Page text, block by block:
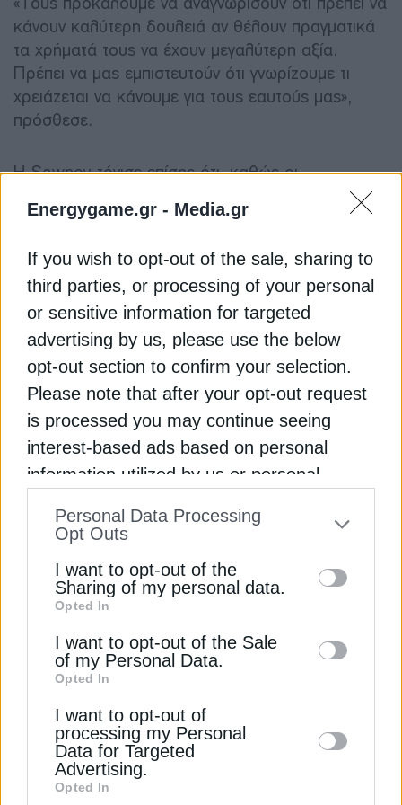
Energygame.gr - Media.gr
If you wish to opt-out of the sale, sharing to
third parties, or processing of your personal
or sensitive information for targeted
advertising by us, please use the below
opt-out section to confirm your selection.
Please note that after your opt-out request
is processed you may continue seeing
interest-based ads based on personal
information utilized by us or personal
to your opt-out. You may separately opt-out
information by third parties on the IAB’s list
of downstream participants. This
information may also be disclosed by us to
third parties on theIAB’s List of
Downstream Participants
disclose it to other third parties.
Personal Data Processing
Opt Outs
I want to opt-out of the
Sharing of my personal data.
Opted In
I want to opt-out of the Sale
of my Personal Data.
Opted In
I want to opt-out of
processing my Personal
Data for Targeted
Advertising.
Opted In
κάνουν καλύτερη δουλειά αν θέλουν πραγματικά
τα χρήματά τους να έχουν μεγαλύτερη αξία.
Πρέπει να μας εμπιστευτούν ότι γνωρίζουμε τι
χρειάζεται να κάνουμε για τους εαυτούς μας»,
πρόσθεσε.
Η Sawney τόνισε επίσης ότι, καθώς οι
μειώνονται στις πλουσιότερες χώρες, είναι κρίσιμο
και να προσελκύονται περισσότεροι επενδυτές
από τον ιδιωτικό τομέα.
«Για εμάς το πρόγραμμα είναι εξαιρετικά
σημαντικό, γιατί πρέπει να αποδείξουμε στους
επενδυτές – ιδιαίτερα σε όσους δεν έχουν
παραδοσιακά δραστηριοποιηθεί στην περιοχή –
ότι αποτελούμε μια αξιόπιστη επενδυτική επιλογή»,
κατέληξε.
Διαβάστε ακόμη
Πιγκουίνοι που… νικούν την κλιματική αλλαγή; Οι
επιστήμονες προειδοποιούν
Κλίμα: Ο Φεβρουάριος του 2026 ανάμεσα στους
πιο θερμούς ιστορικά
Οι μονάδες αφαλάτωσης στο επίκεντρο της
γεωπολιτικής έντασης στη Μέση Ανατολή
ΒΙΟΠΟΙΚΙΛΟΤΗΤΑ ΝΗΣΙΑ